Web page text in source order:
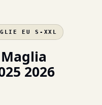
EU S-XXL
2026